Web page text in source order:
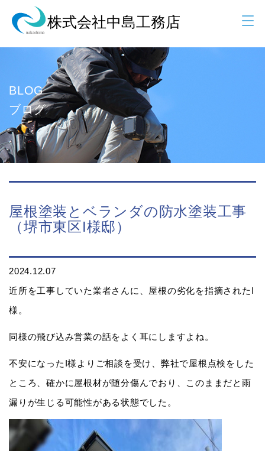
BLOG
ブログ
屋根塗装とベランダの防水塗装工事
（堺市東区I様邸）
2024.12.07
近所を工事していた業者さんに、屋根の劣化を指摘されたI
様。
同様の飛び込み営業の話をよく耳にしますよね。
不安になったI様よりご相談を受け、弊社で屋根点検をした
ところ、確かに屋根材が随分傷んでおり、このままだと雨
漏りが生じる可能性がある状態でした。